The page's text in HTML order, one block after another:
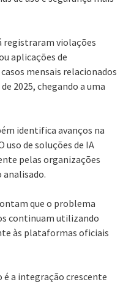
registraram violações
aplicações de
mensais relacionados
2025, chegando a uma
identifica avanços na
de soluções de IA
pelas organizações
analisado.
que o problema
continuam utilizando
às plataformas oficiais
a integração crescente